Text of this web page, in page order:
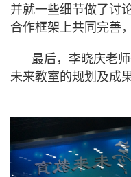
并就一些细节做了讨
合作框架上共同完善
最后，李晓庆老
未来教室的规划及成